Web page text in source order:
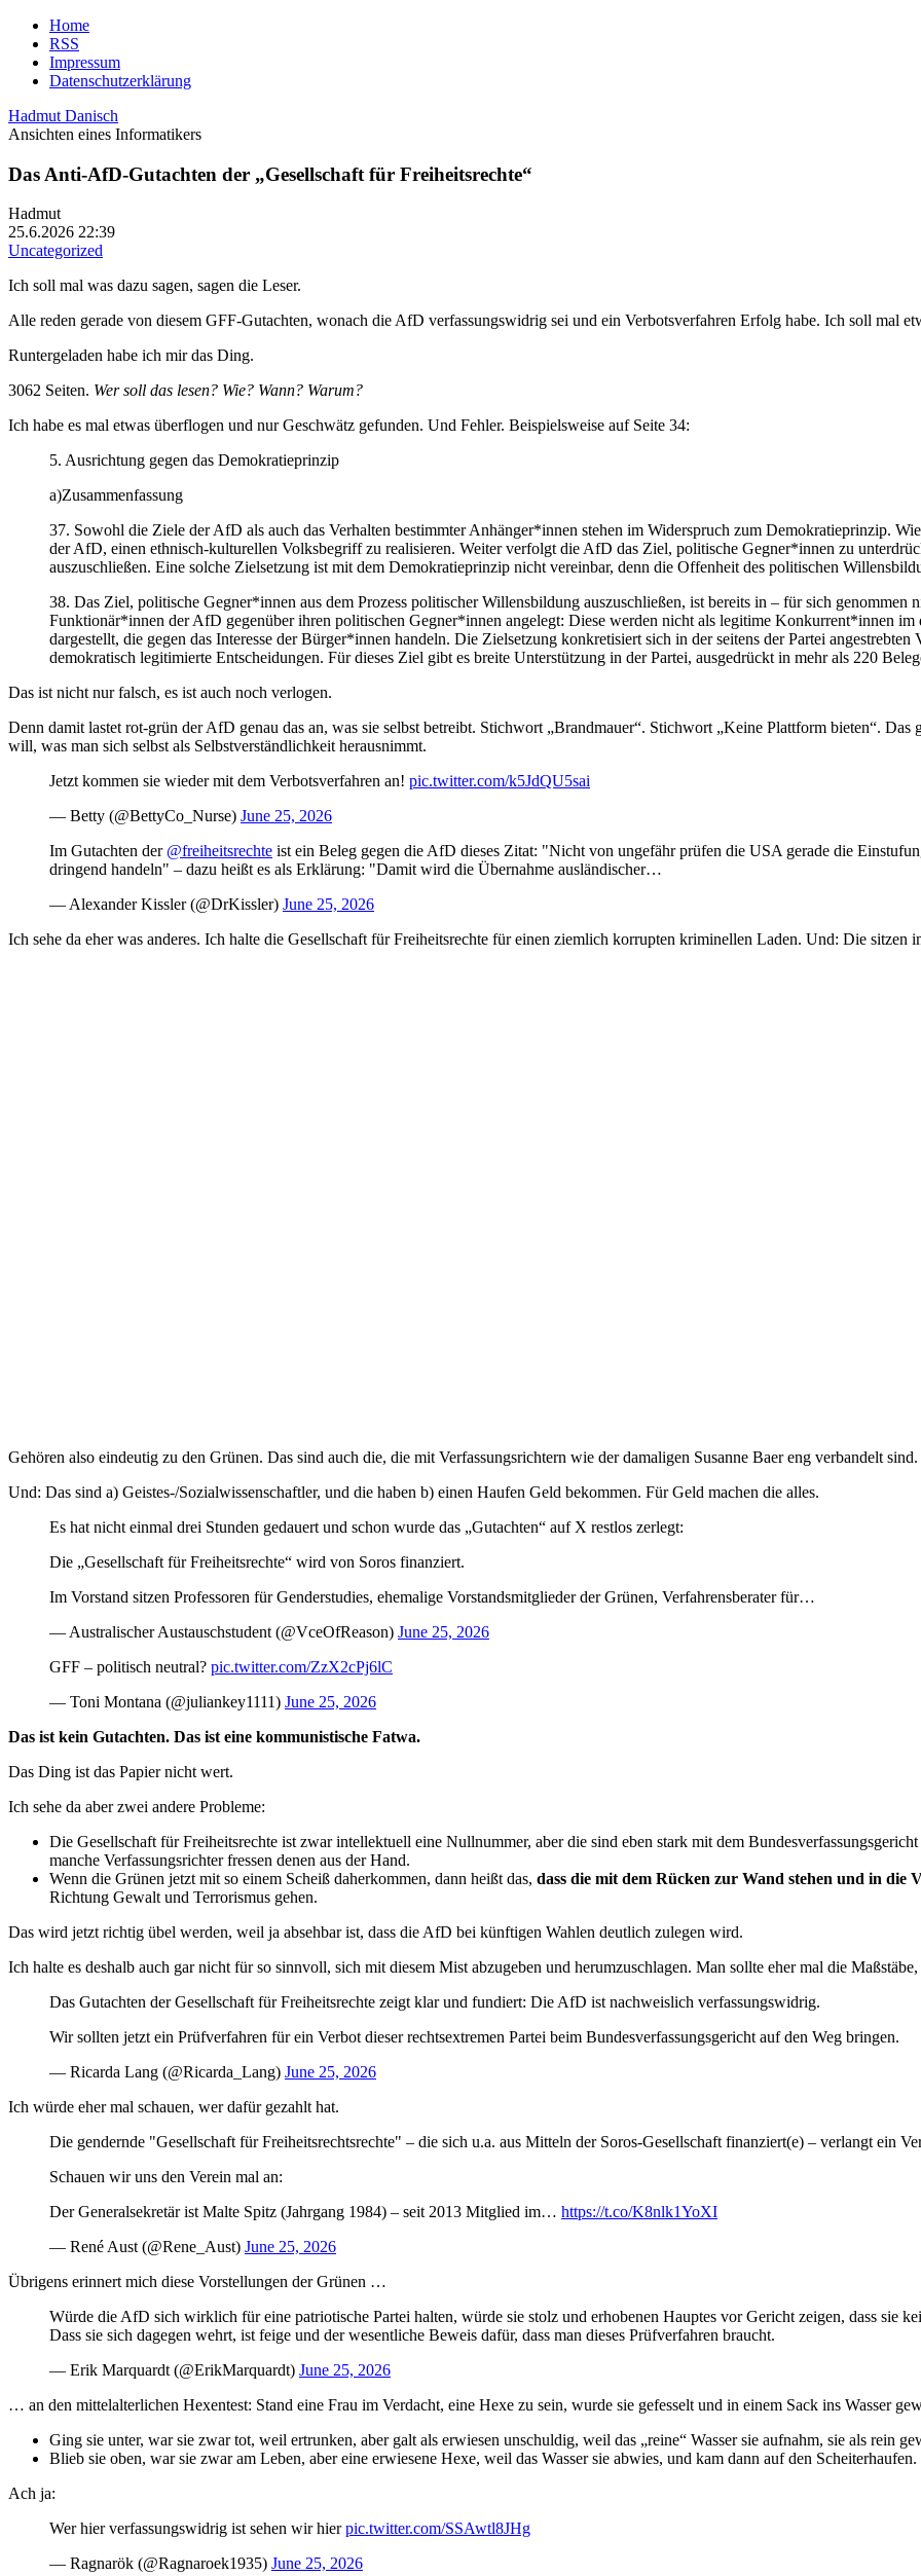
Home
RSS
Impressum
Datenschutzerklärung
Hadmut Danisch
Ansichten eines Informatikers
Das Anti-AfD-Gutachten der „Gesellschaft für Freiheitsrechte“
Hadmut
25.6.2026 22:39
Uncategorized
Ich soll mal was dazu sagen, sagen die Leser.
Alle reden gerade von diesem GFF-Gutachten, wonach die AfD verfassungswidrig sei und ein Verbotsverfahren Erfolg habe. Ich soll mal
Runtergeladen habe ich mir das Ding.
3062 Seiten. Wer soll das lesen? Wie? Wann? Warum?
Ich habe es mal etwas überflogen und nur Geschwätz gefunden. Und Fehler. Beispielsweise auf Seite 34:
5. Ausrichtung gegen das Demokratieprinzip
a)Zusammenfassung
37. Sowohl die Ziele der AfD als auch das Verhalten bestimmter Anhänger*innen stehen im Widerspruch zum Demokratieprinzip.
der AfD, einen ethnisch-kulturellen Volksbegriff zu realisieren. Weiter verfolgt die AfD das Ziel, politische Gegner*innen zu
auszuschließen. Eine solche Zielsetzung ist mit dem Demokratieprinzip nicht vereinbar, denn die Offenheit des politischen
38. Das Ziel, politische Gegner*innen aus dem Prozess politischer Willensbildung auszuschließen, ist bereits in – für sich genommen
Funktionär*innen der AfD gegenüber ihren politischen Gegner*innen angelegt: Diese werden nicht als legitime Konkurrent*innen im
dargestellt, die gegen das Interesse der Bürger*innen handeln. Die Zielsetzung konkretisiert sich in der seitens der Partei
demokratisch legitimierte Entscheidungen. Für dieses Ziel gibt es breite Unterstützung in der Partei, ausgedrückt in mehr als 220
Das ist nicht nur falsch, es ist auch noch verlogen.
Denn damit lastet rot-grün der AfD genau das an, was sie selbst betreibt. Stichwort „Brandmauer“. Stichwort „Keine Plattform bieten“.
will, was man sich selbst als Selbstverständlichkeit herausnimmt.
Jetzt kommen sie wieder mit dem Verbotsverfahren an! pic.twitter.com/k5JdQU5sai
— Betty (@BettyCo_Nurse) June 25, 2026
Im Gutachten der @freiheitsrechte ist ein Beleg gegen die AfD dieses Zitat: "Nicht von ungefähr prüfen die USA gerade die
dringend handeln" – dazu heißt es als Erklärung: "Damit wird die Übernahme ausländischer…
— Alexander Kissler (@DrKissler) June 25, 2026
Ich sehe da eher was anderes. Ich halte die Gesellschaft für Freiheitsrechte für einen ziemlich korrupten kriminellen Laden. Und: Die sitzen
Gehören also eindeutig zu den Grünen. Das sind auch die, die mit Verfassungsrichtern wie der damaligen Susanne Baer eng verbandelt sind.
Und: Das sind a) Geistes-/Sozialwissenschaftler, und die haben b) einen Haufen Geld bekommen. Für Geld machen die alles.
Es hat nicht einmal drei Stunden gedauert und schon wurde das „Gutachten“ auf X restlos zerlegt:
Die „Gesellschaft für Freiheitsrechte“ wird von Soros finanziert.
Im Vorstand sitzen Professoren für Genderstudies, ehemalige Vorstandsmitglieder der Grünen, Verfahrensberater für…
— Australischer Austauschstudent (@VceOfReason) June 25, 2026
GFF – politisch neutral? pic.twitter.com/ZzX2cPj6lC
— Toni Montana (@juliankey1111) June 25, 2026
Das ist kein Gutachten. Das ist eine kommunistische Fatwa.
Das Ding ist das Papier nicht wert.
Ich sehe da aber zwei andere Probleme:
Die Gesellschaft für Freiheitsrechte ist zwar intellektuell eine Nullnummer, aber die sind eben stark mit dem
manche Verfassungsrichter fressen denen aus der Hand.
Wenn die Grünen jetzt mit so einem Scheiß daherkommen, dann heißt das, dass die mit dem Rücken zur Wand stehen und in die
Richtung Gewalt und Terrorismus gehen.
Das wird jetzt richtig übel werden, weil ja absehbar ist, dass die AfD bei künftigen Wahlen deutlich zulegen wird.
Ich halte es deshalb auch gar nicht für so sinnvoll, sich mit diesem Mist abzugeben und herumzuschlagen. Man sollte eher mal die
Das Gutachten der Gesellschaft für Freiheitsrechte zeigt klar und fundiert: Die AfD ist nachweislich verfassungswidrig.
Wir sollten jetzt ein Prüfverfahren für ein Verbot dieser rechtsextremen Partei beim Bundesverfassungsgericht auf den Weg bringen.
— Ricarda Lang (@Ricarda_Lang) June 25, 2026
Ich würde eher mal schauen, wer dafür gezahlt hat.
Die gendernde "Gesellschaft für Freiheitsrechtsrechte" – die sich u.a. aus Mitteln der Soros-Gesellschaft finanziert(e) – verlangt ein
Schauen wir uns den Verein mal an:
Der Generalsekretär ist Malte Spitz (Jahrgang 1984) – seit 2013 Mitglied im… https://t.co/K8nlk1YoXI
— René Aust (@Rene_Aust) June 25, 2026
Übrigens erinnert mich diese Vorstellungen der Grünen …
Würde die AfD sich wirklich für eine patriotische Partei halten, würde sie stolz und erhobenen Hauptes vor Gericht zeigen, dass sie
Dass sie sich dagegen wehrt, ist feige und der wesentliche Beweis dafür, dass man dieses Prüfverfahren braucht.
— Erik Marquardt (@ErikMarquardt) June 25, 2026
… an den mittelalterlichen Hexentest: Stand eine Frau im Verdacht, eine Hexe zu sein, wurde sie gefesselt und in einem Sack ins Wasser
Ging sie unter, war sie zwar tot, weil ertrunken, aber galt als erwiesen unschuldig, weil das „reine“ Wasser sie aufnahm, sie als rein
Blieb sie oben, war sie zwar am Leben, aber eine erwiesene Hexe, weil das Wasser sie abwies, und kam dann auf den Scheiterhaufen.
Ach ja:
Wer hier verfassungswidrig ist sehen wir hierpic.twitter.com/SSAwtl8JHg
— Ragnarök (@Ragnaroek1935) June 25, 2026